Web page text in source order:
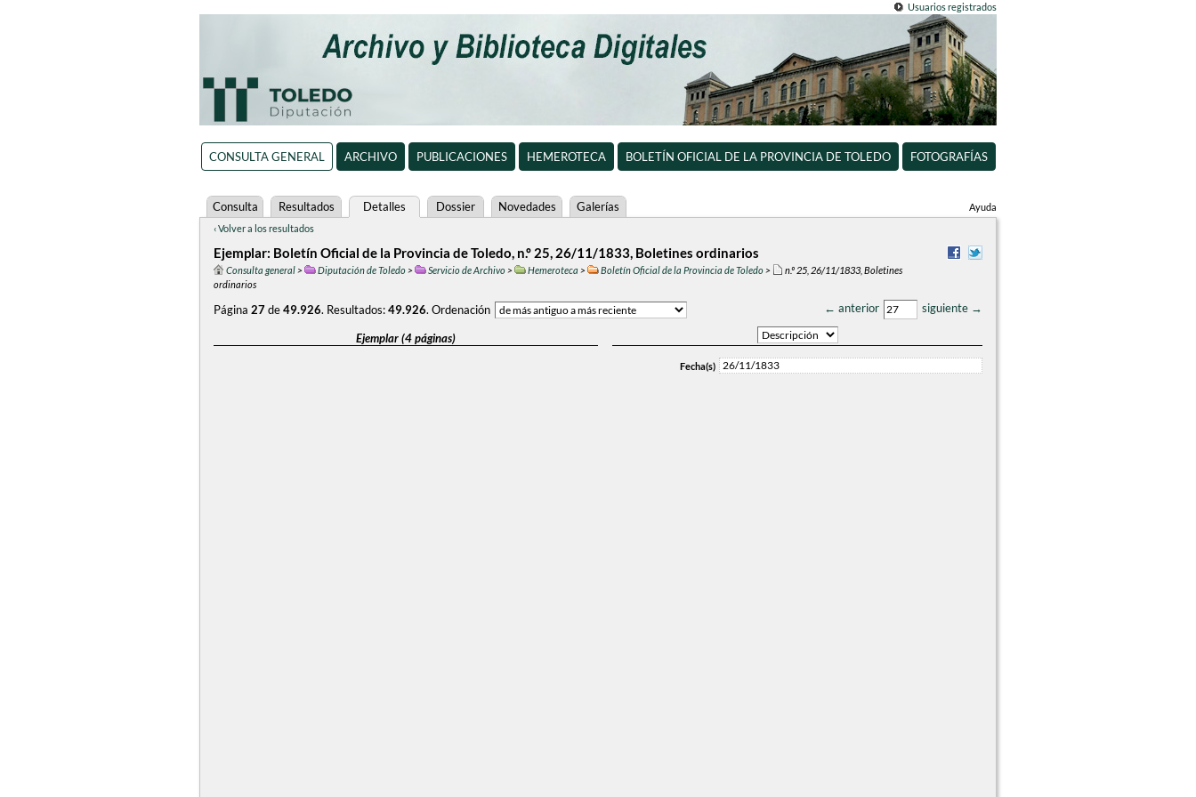
Usuarios registrados
CONSULTA GENERAL ARCHIVO PUBLICACIONES HEMEROTECA BOLETÍN OFICIAL DE LA PROVINCIA DE TOLEDO FOTOGRAFÍAS
Ayuda
Consulta Resultados Detalles Dossier Novedades Galerías
‹ Volver a los resultados
Ejemplar: Boletín Oficial de la Provincia de Toledo, n.º 25, 26/11/1833, Boletines ordinarios
Consulta general> Diputación de Toledo> Servicio de Archivo> Hemeroteca > Boletín Oficial de la Provincia de Toledo>
n.º 25, 26/11/1833, Boletines
ordinarios
← anterior siguiente →
Página 27de49.926. Resultados:49.926. Ordenación
Ejemplar (4 páginas)
Fecha(s) 26/11/1833